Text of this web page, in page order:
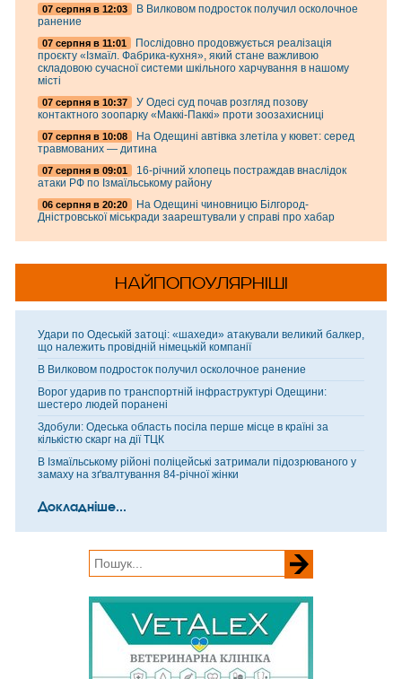
07 серпня в 12:03
В Вилковом подросток получил осколочное
ранение
07 серпня в 11:01
Послідовно продовжується реалізація
проєкту «Ізмаїл. Фабрика-кухня», який стане важливою
складовою сучасної системи шкільного харчування в нашому
місті
07 серпня в 10:37
У Одесі суд почав розгляд позову
контактного зоопарку «Маккі-Паккі» проти зоозахисниці
07 серпня в 10:08
На Одещині автівка злетіла у кювет: серед
травмованих — дитина
07 серпня в 09:01
16-річний хлопець постраждав внаслідок
атаки РФ по Ізмаїльському району
06 серпня в 20:20
На Одещині чиновницю Білгород-
Дністровської міськради заарештували у справі про хабар
НАЙПОПОУЛЯРНІШІ
Удари по Одеській затоці: «шахеди» атакували великий балкер,
що належить провідній німецькій компанії
В Вилковом подросток получил осколочное ранение
Ворог ударив по транспортній інфраструктурі Одещини:
шестеро людей поранені
Здобули: Одеська область посіла перше місце в країні за
кількістю скарг на дії ТЦК
В Ізмаїльському рійоні поліцейські затримали підозрюваного у
замаху на зґвалтування 84-річної жінки
Докладніше...